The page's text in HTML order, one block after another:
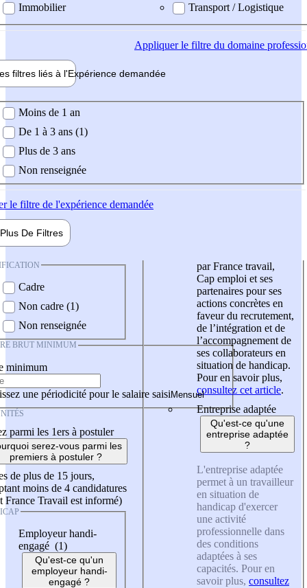
Immobilier
Transport / Logistique
Appliquerle filtre du domaine
filtres liés à l'Expérience demandée
demandée
Moins de 1 an
De 1 à 3 ans (1)
Plus de 3 ans
Non renseignée
le filtre de l'expérience demandée
Plus De Filtres
Cadre
Non cadre (1)
Non renseignée
BRUT MINIMUM
minimum
une périodicité pour le salaire saisi
parmi les 1ers à postuler
serez-vous parmi les
premiers à postuler ?
de plus de 15 jours,
moins de 4 candidatures
France Travail est informé)
Employeur handi-
engagé (1)
Qu'est-ce qu'un
employeur handi-
engagé ?
par France travail,
Cap emploi et ses
partenaires pour ses
actions concrètes en
faveur du recrutement,
de l’intégration et de
l’accompagnement de
ses collaborateurs en
situation de handicap.
Pour en savoir plus,
consultez cet article.
Entreprise adaptée
Qu'est-ce qu'une
entreprise adaptée
?
L'entreprise adaptée
permet à un travailleur
en situation de
handicap d'exercer
une activité
professionnelle dans
des conditions
adaptées à ses
capacités. Pour en
savoir plus, consultez